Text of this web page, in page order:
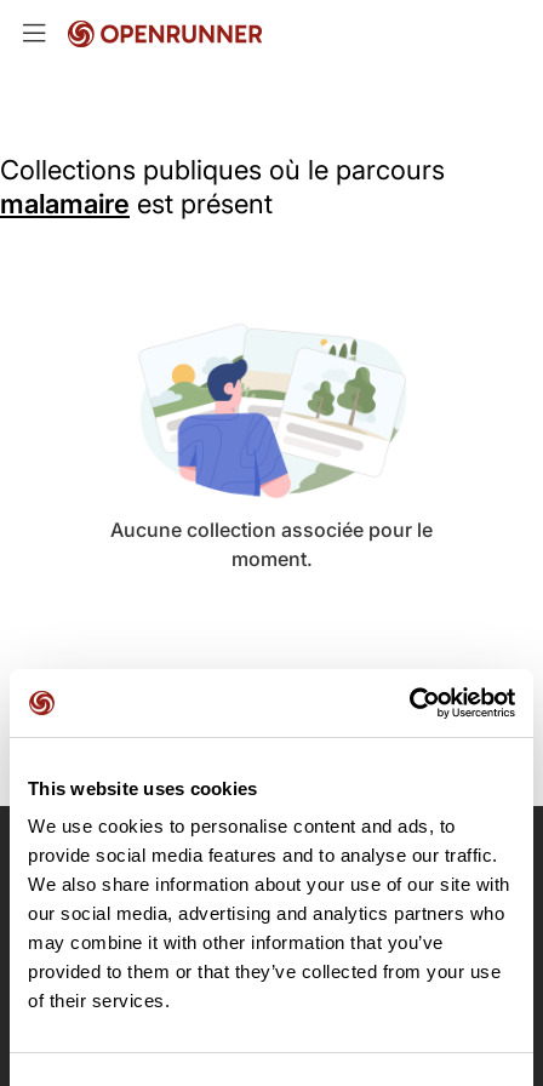
This website uses cookies
We use cookies to personalise content and ads, to
provide social media features and to analyse our traffic.
We also share information about your use of our site with
our social media, advertising and analytics partners who
may combine it with other information that you’ve
provided to them or that they’ve collected from your use
of their services.
Collections publiques où le parcours
malamaire est présent
Aucune collection associée pour le
moment.
OpenRunner
Equipe
Carrières
À propos
Contact